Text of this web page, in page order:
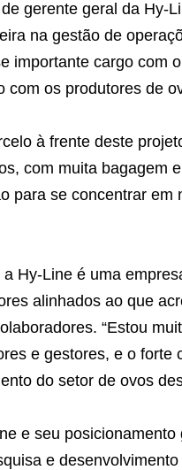
gerente geral da Hy-
na gestão de
importante cargo com
com os produtores de
à frente deste
com muita bagagem
para se concentrar
Hy-Line é uma
alinhados ao que
“Estou
e gestores, e o forte
do setor de ovos
e seu
e